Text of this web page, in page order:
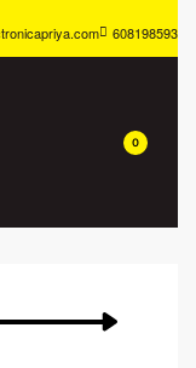
608198593
0